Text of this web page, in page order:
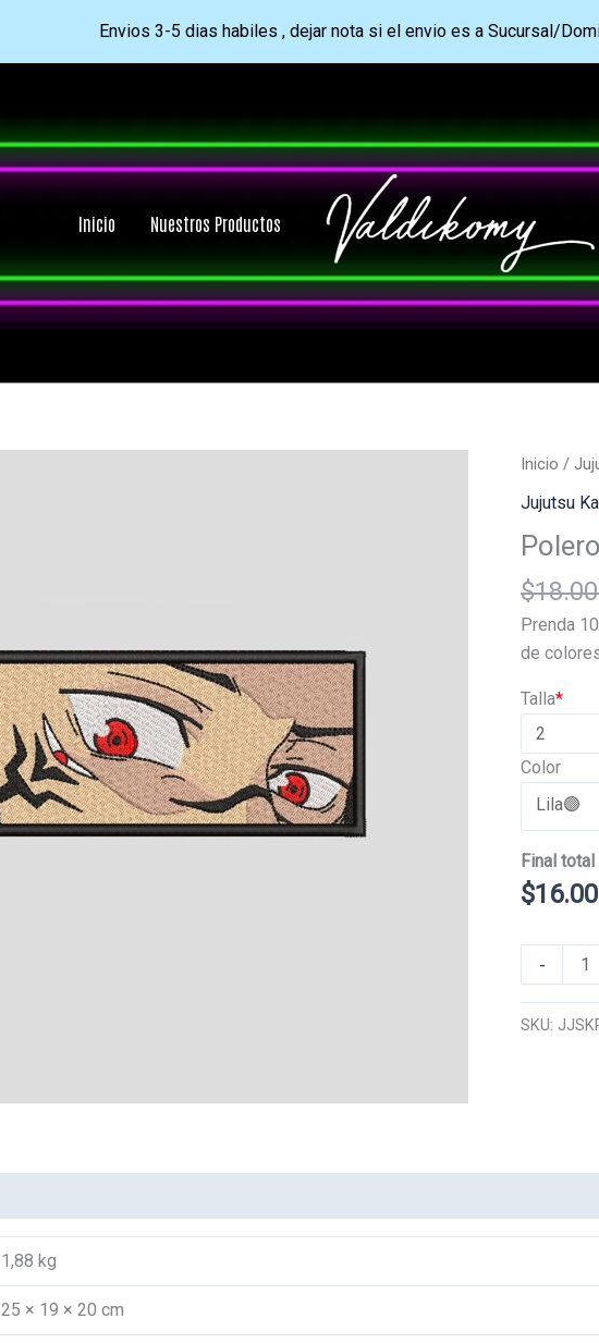
Envios 3-5 dias habiles , dejar nota si el envio es a Sucursal/
Inicio Nuestros Productos
Inicio /
Jujutsu
$
Prenda
de
*
Talla
Color
Final total
$
-
Polo
Sukuna
SKU:
1,88 kg
25 × 19 × 20 cm